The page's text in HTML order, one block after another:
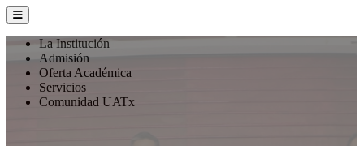
La Institución
Admisión
Oferta Académica
Servicios
Comunidad UATx